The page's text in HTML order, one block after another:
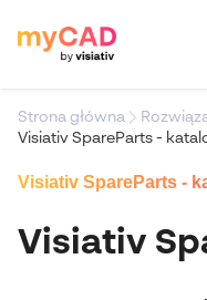
Strona główna
Visiativ SpareParts -
Visiativ SpareParts -
Visiativ